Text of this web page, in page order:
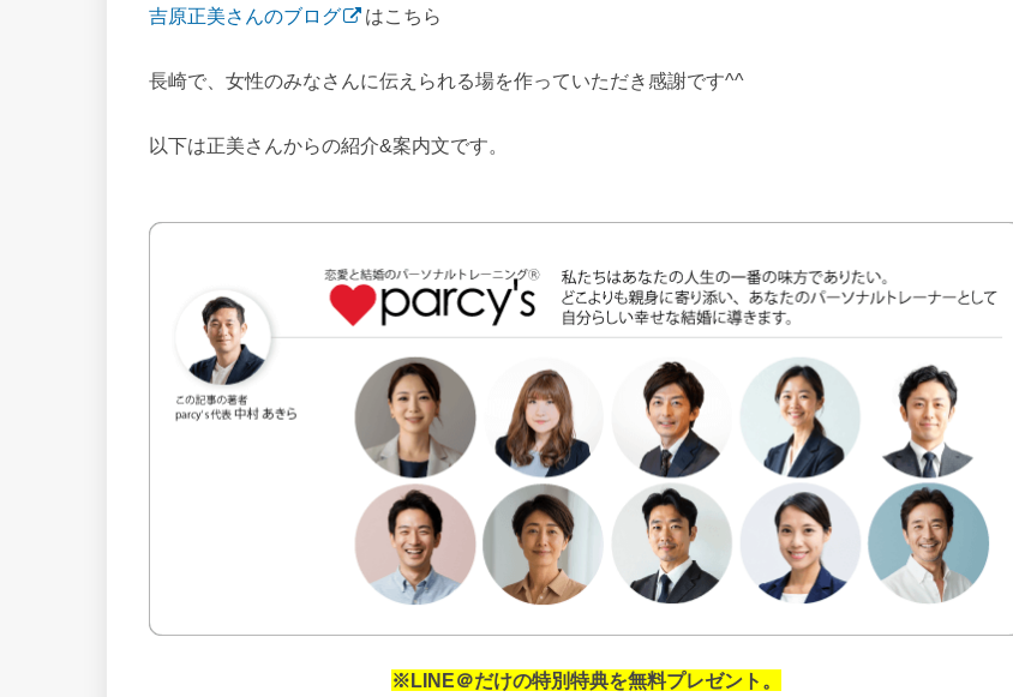
吉原正美さんのブログ はこちら
長崎で、女性のみなさんに伝えられる場を作っていただき感謝です^^
以下は正美さんからの紹介&案内文です。
※LINE＠だけの特別特典を無料プレゼント。